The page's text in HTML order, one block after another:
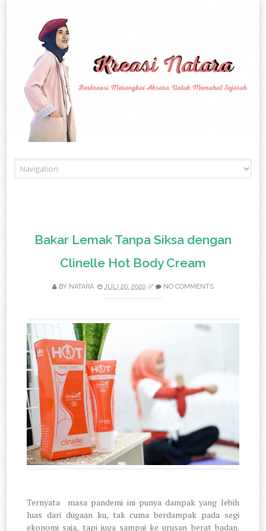
Bakar Lemak Tanpa Siksa dengan
Clinelle Hot Body Cream
BY NATARA JULI 20, 2020 // NO COMMENTS
Ternyata
masa pandemi ini punya dampak yang lebih
luas dari dugaan ku, tak cuma berdampak pada segi
ekonomi saja, tapi juga sampai ke urusan berat badan.